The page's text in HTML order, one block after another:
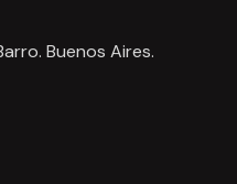
Buenos Aires.